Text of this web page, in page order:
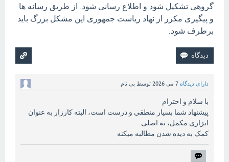
گروهی تشکیل شود و اطلاع رسانی شود. از طریق رسانه ها
و پیگیری مکرر از نهاد ریاست جمهوری این مشکل بزرگ باید
برطرف شود.
دارای دیدگاه 7 می 2026 توسط بی نام
با سلام و احترام
پیشنهاد شما بسیار منطقی و درست است، البته کارزار به عنوان
ابزاری مکمل، نه اصلی
کمک به دیده شدن مطالبه میکنه